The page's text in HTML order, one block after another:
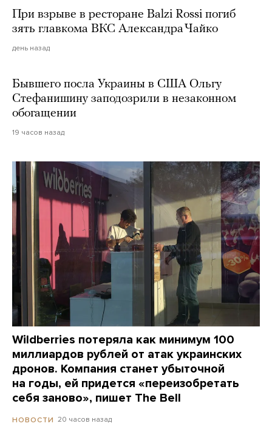
При взрыве в ресторане Balzi Rossi погиб
зять главкома ВКС Александра Чайко
день назад
Бывшего посла Украины в США Ольгу
Стефанишину заподозрили в незаконном
обогащении
19 часов назад
Wildberries потеряла как минимум 100
миллиардов рублей от атак украинских
дронов. Компания станет убыточной
на годы, ей придется «переизобретать
себя заново», пишет The Bell
НОВОСТИ 20 часов назад